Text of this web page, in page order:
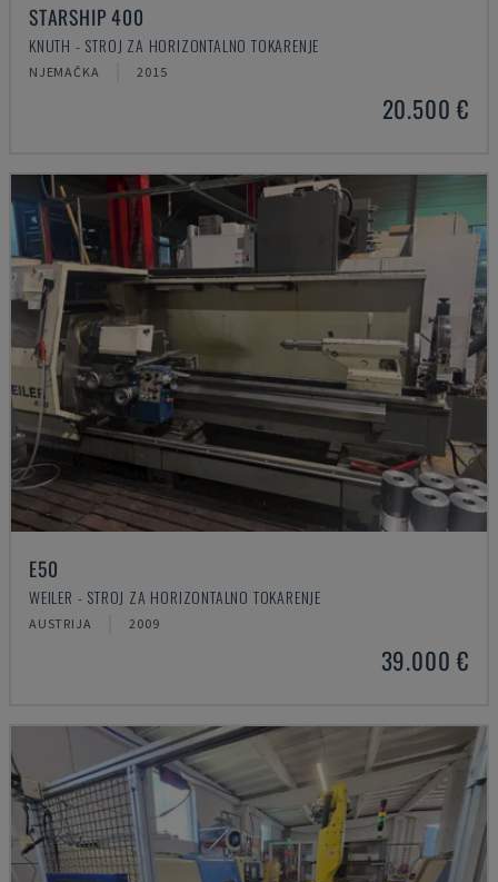
STARSHIP 400
KNUTH - STROJ ZA HORIZONTALNO TOKARENJE
NJEMAČKA 2015
20.500 €
E50
WEILER - STROJ ZA HORIZONTALNO TOKARENJE
AUSTRIJA 2009
39.000 €